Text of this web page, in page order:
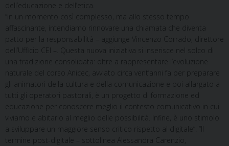
dell’educazione e dell’etica.
“In un momento così complesso, ma allo stesso tempo
affascinante, intendiamo rinnovare una chiamata che diventa
patto per la responsabilità – aggiunge Vincenzo Corrado, direttore
dell’Ufficio CEI –. Questa nuova iniziativa si inserisce nel solco di
una tradizione consolidata: oltre a rappresentare l’evoluzione
naturale del corso Anicec, avviato circa vent’anni fa per preparare
gli animatori della cultura e della comunicazione e poi allargato a
tutti gli operatori pastorali, è un progetto di formazione ed
educazione per conoscere meglio il contesto comunicativo in cui
viviamo e abitarlo al meglio delle possibilità. Infine, è uno stimolo
a sviluppare un maggiore senso critico rispetto al digitale”. “Il
termine post-digitale – sottolinea Alessandra Carenzio,